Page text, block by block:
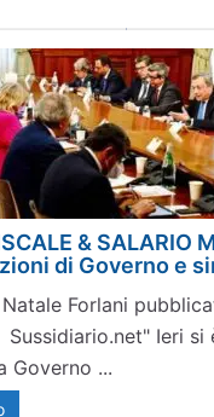
& SALARIO
di Governo e
Forlani
Ieri si
Governo ...